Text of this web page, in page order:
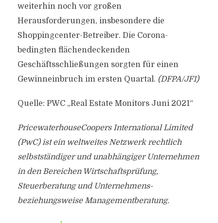
weiterhin noch vor großen
Herausforderungen, insbesondere die
Shoppingcenter-Betreiber. Die Corona-
bedingten flächendeckenden
Geschäftsschließungen sorgten für einen
Gewinneinbruch im ersten Quartal. (DFPA/JF1)
Quelle: PWC „Real Estate Monitors Juni 2021“
PricewaterhouseCoopers International Limited
(PwC) ist ein weltweites Netzwerk rechtlich
selbstständiger und unabhängiger Unternehmen
in den Bereichen Wirtschaftsprüfung,
Steuerberatung und Unternehmens-
beziehungsweise Managementberatung.